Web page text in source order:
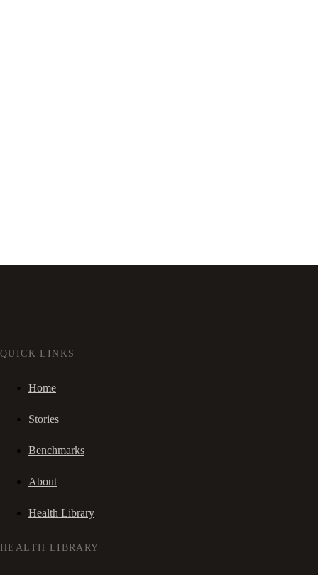
QUICK LINKS
Home
Stories
Benchmarks
About
Health Library
HEALTH LIBRARY